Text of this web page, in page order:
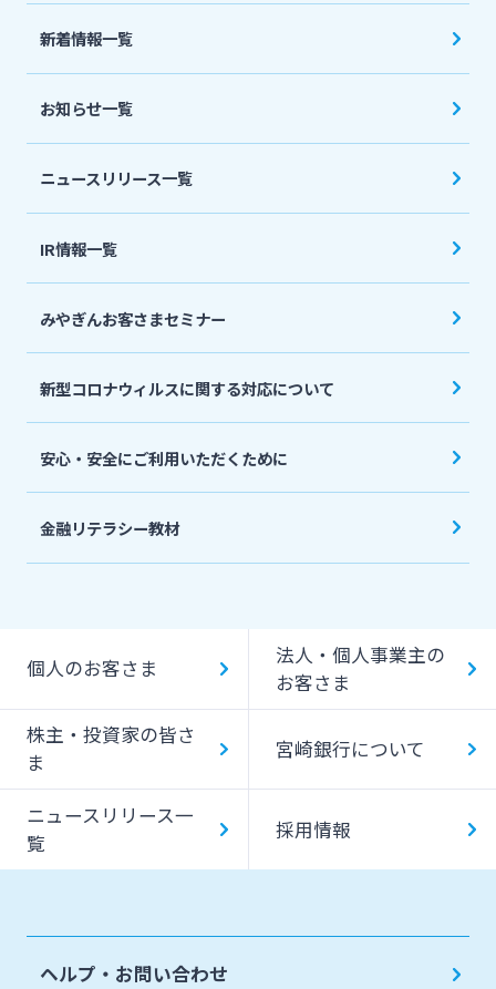
法人・個人事業主のお客さま
宮崎銀行について
ニュースリリース一覧
採用情報
お問い合わせ先一覧
新着情報一覧
お知らせ一覧
ニュースリリース一覧
IR情報一覧
みやぎんお客さまセミナー
新型コロナウィルスに関する対応について
安心・安全にご利用いただくために
金融リテラシー教材
個人のお客さま
法人・個人事業主の
お客さま
株主・投資家の皆さ
ま
宮崎銀行について
ニュースリリース一
覧
採用情報
ヘルプ・お問い合わせ